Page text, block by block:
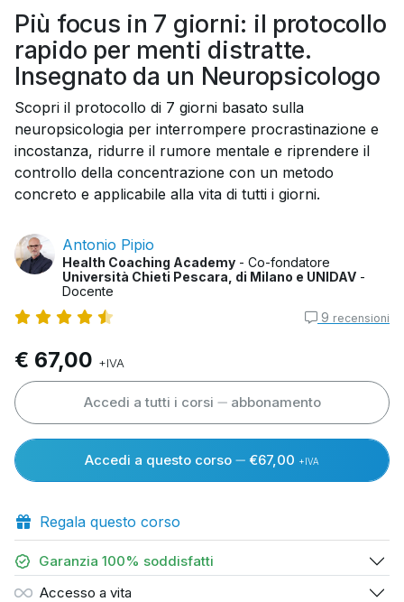
Più focus in 7 giorni: il protocollo
rapido per menti distratte.
Insegnato da un Neuropsicologo
Scopri il protocollo di 7 giorni basato sulla
neuropsicologia per interrompere procrastinazione e
incostanza, ridurre il rumore mentale e riprendere il
controllo della concentrazione con un metodo
concreto e applicabile alla vita di tutti i giorni.
Antonio Pipio
Health Coaching Academy - Co-fondatore
Università Chieti Pescara, di Milano e UNIDAV -
Docente
9 recensioni
€ 67,00 +IVA
Accedi a tutti i corsi abbonamento
Accedi a questo corso €67,00 +IVA
Regala questo corso
Garanzia 100% soddisfatti
Accesso a vita